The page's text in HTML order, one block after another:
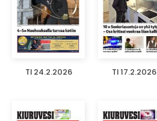
TI 24.2.2026 TI 17.2.2026